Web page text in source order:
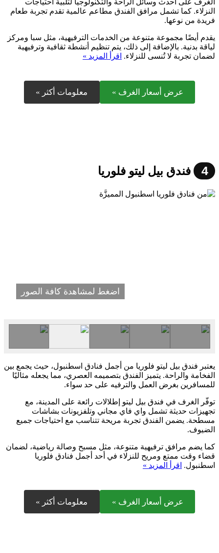
النزلاء. كما تشمل مرافق الفندق مطاعم عالمية تقدم تجربة طعام
فريدة من نوعها.
يقدم أيضًا مجموعة متنوعة من الخدمات الترفيهية، مثل سبا ومركز
لياقة بدنية. بالإضافة إلى ذلك، يتم تنظيم أنشطة ثقافية وترفيهية
لضمان تجربة لا تُنسى للنزلاء. اقرأ المزيد »
عرض أسعار الغرف » معلومات أكثر »
4 فندق بيل ليتو فلوريا
اضغط لمشاهدة كافة الصور
يعتبر فندق بيل ليتو فلوريا من أجمل فنادق اسطنبول، حيث يجمع بين
الفخامة والراحة. يتميز الفندق بتصميمه العصري، مما يجعله مثاليًا
للمسافرين بغرض العمل والترفيه على حد سواء.
توفّر الغرف في فندق بيل ليتو إطلالات رائعة على المدينة، مع
تجهيزات حديثة تشمل واي فاي مجاني وتلفزيونات بشاشات
مسطحة. يضمن الفندق تجربة مريحة تتناسب مع احتياجات جميع
الضيوف.
كما يضم مرافق ترفيهية متنوعة، مثل مسبح وصالة رياضية، لضمان
قضاء وقت ممتع ومريح للنزلاء في أحد أجمل فنادق فلوريا
اسطنبول. اقرأ المزيد »
عرض أسعار الغرف » معلومات أكثر »